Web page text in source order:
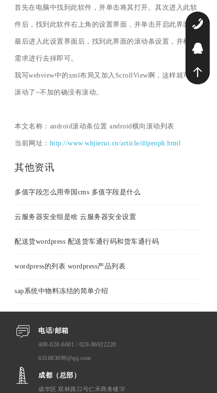
首先在电脑中找到此软件，并单击将其打开。其次进入此软
件后，找到此软件右上角的设置界面，并单击开启此界面。
最后进入此设置界面后，找到此界面的滚动条设置，并根据
需求进行去掉即可。
我写webview中的xml布局又加入ScrollView啊，这样就可以
滚动了~不加的确没有滚动。
本文名称：android滚动条位置 android横向滚动列表
当前网址： http://www.whjierui.cn/article/dipeoph.html
其他资讯
多值字段怎么用帝国cms 多值字段是什么
云服务器安全组是啥 云服务器安全设置
配送货wordpress 配送货车通行码和货车通行码
wordpress的列表 wordpress产品列表
sap系统中物料冻结的简单介绍
电话/邮箱
400-028-6601 / 028-86922220
631063699@qq.com
成都（总部）
成华区 双林路22号仁禾商务楼5F